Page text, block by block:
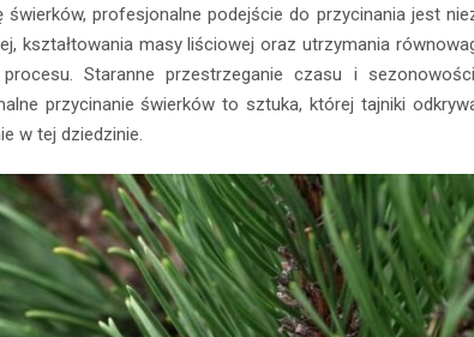
profesjonalne podejście do przycinania jest
kształtowania masy liściowej oraz utrzymania
Staranne przestrzeganie czasu i
przycinanie świerków to sztuka, której tajniki
w tej dziedzinie.